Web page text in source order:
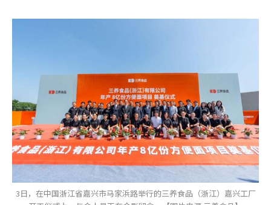
3日，在中国浙江省嘉兴市马家浜路举行的三养食品（浙江）嘉兴工厂